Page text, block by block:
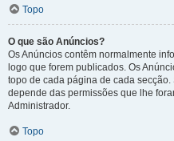
Topo
O que são Anúncios?
Os Anúncios contêm normalmente
logo que forem publicados. Os
topo de cada página de cada
depende das permissões que lhe
Administrador.
Topo